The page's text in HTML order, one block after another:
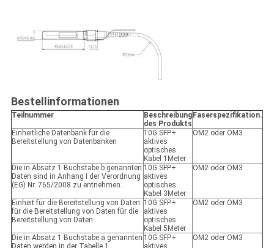
Bestellinformationen
Teilnummer
Beschreibung
des Produkts
Faserspezifikation.
Einheitliche Datenbank für die
Bereitstellung von Datenbanken
10G SFP+
aktives
optisches
Kabel 1Meter
OM2 oder OM3
Die in Absatz 1 Buchstabe b genannten
Daten sind in Anhang I der Verordnung
(EG) Nr. 765/2008 zu entnehmen.
10G SFP+
aktives
optisches
Kabel 3Meter
OM2 oder OM3
Einheit für die Bereitstellung von Daten
für die Bereitstellung von Daten für die
Bereitstellung von Daten
10G SFP+
aktives
optisches
Kabel 5Meter
OM2 oder OM3
Die in Absatz 1 Buchstabe a genannten
Daten werden in der Tabelle 1
10G SFP+
aktives
OM2 oder OM3